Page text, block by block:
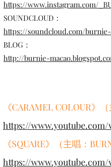
https://www.instagram.com/
SOUNDCLOUD：
https://soundcloud.com/burnie-
BLOG：
http://burnie-
《CARAMEL COLOUR》
https://
《SQUARE》（主唱：
https://www.youtube.com/